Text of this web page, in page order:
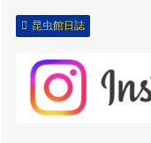
昆虫館日誌